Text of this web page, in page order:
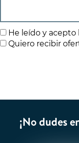
He leído y acepto
Quiero recibir
¡No dudes